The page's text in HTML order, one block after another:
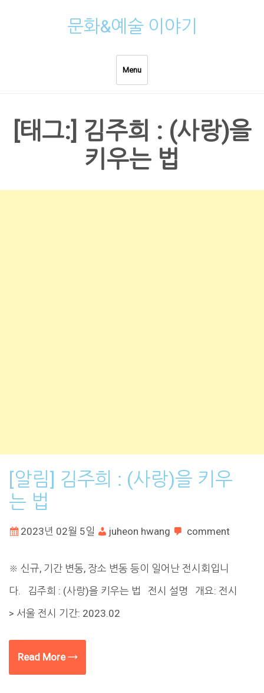
문화&예술 이야기
Menu
[태그:] 김주희 : (사랑)을
키우는 법
[알림] 김주희 : (사랑)을 키우
는 법
2023년 02월 5일 juheon hwang comment
※ 신규, 기간 변동, 장소 변동 등이 일어난 전시회입니
다. 김주희 : (사랑)을 키우는 법 전시 설명 개요: 전시
> 서울 전시 기간: 2023.02
Read More →